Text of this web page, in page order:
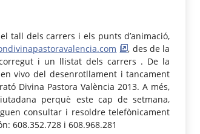
tall dels carrers i els punts d’animació,
, des de la
i un llistat dels carrers . De la
vivo del desenrotllament i tancament
Divina Pastora València 2013. A més,
perquè este cap de setmana,
consultar i resoldre telefònicament
608.352.728 i 608.968.281